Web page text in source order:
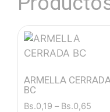
ARMELLA
BC
Bs.0,19 – Bs.0,65